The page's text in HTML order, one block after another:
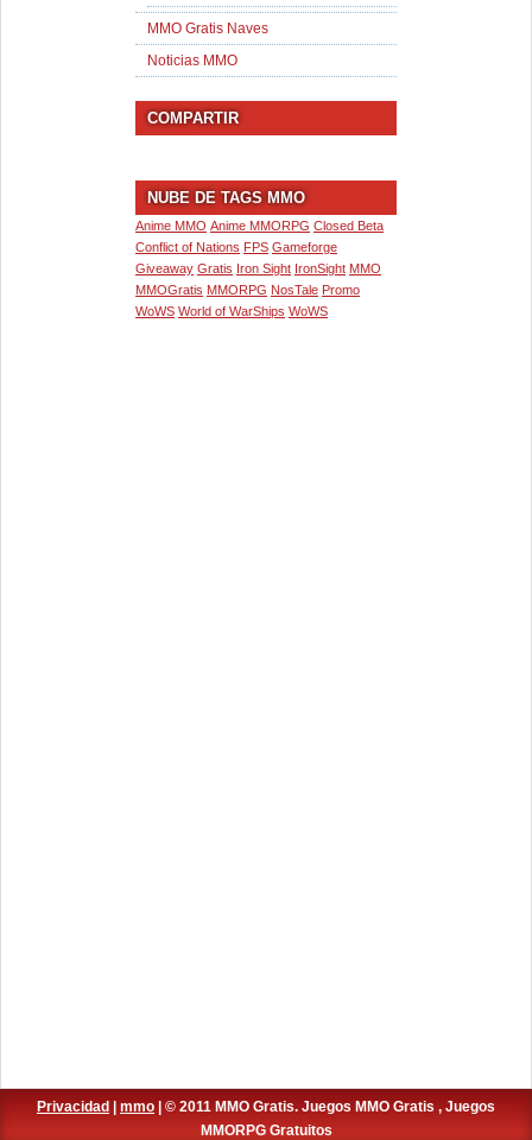
MMO Gratis Naves
Noticias MMO
COMPARTIR
NUBE DE TAGS MMO
Anime MMO Anime MMORPG Closed Beta
Conflict of Nations FPS Gameforge
Giveaway Gratis Iron Sight IronSight MMO
MMOGratis MMORPG NosTale Promo
WoWS World of WarShips WoWS
Privacidad mmo | © 2011 MMO Gratis. Juegos MMO Gratis , Juegos
MMORPG Gratuitos